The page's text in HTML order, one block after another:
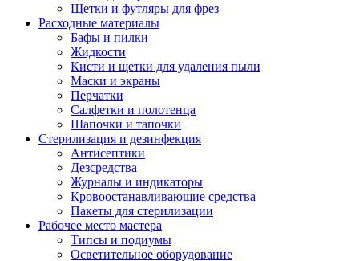
Щетки и футляры для фрез
Расходные материалы
Бафы и пилки
Жидкости
Кисти и щетки для удаления пыли
Маски и экраны
Перчатки
Салфетки и полотенца
Шапочки и тапочки
Стерилизация и дезинфекция
Антисептики
Дезсредства
Журналы и индикаторы
Кровоостанавливающие средства
Пакеты для стерилизации
Рабочее место мастера
Типсы и подиумы
Осветительное оборудование